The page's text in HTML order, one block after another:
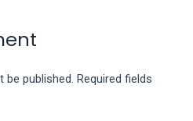
published. Required fields